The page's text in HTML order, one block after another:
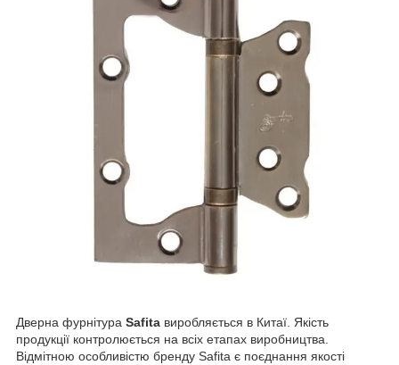
Дверна фурнітура Safita виробляється в Китаї. Якість
продукції контролюється на всіх етапах виробництва.
Відмітною особливістю бренду Safita є поєднання якості